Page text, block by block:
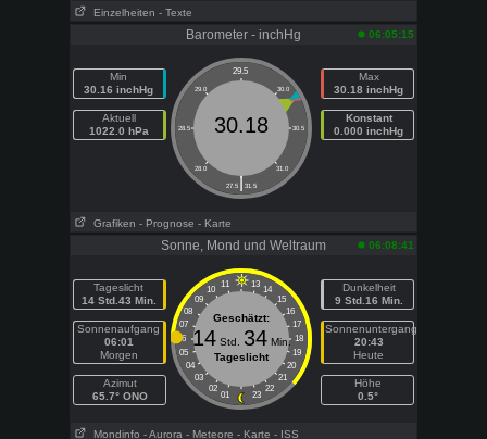
Einzelheiten - Texte
Barometer - inchHg 06:05:15
Min
30.16 inchHg
Aktuell
1022.0 hPa
29.5
29.0 30.0
28.5 30.5
28.0 31.0
|
27.5 31.5
30.18
Max
30.18 inchHg
Konstant
0.000 inchHg
Grafiken - Prognose - Karte
Sonne, Mond und Weltraum 06:08:41
Tageslicht
14 Std.43 Min.
Sonnenaufgang
06:01
Morgen
Azimut
65.7° ONO
11 13
10
14
09
15
08
16
07
17
06
18
05
19
04
20
03
21
02
22
01 23
Geschätzt:
14Std. 34Min.
Tageslicht
Dunkelheit
9 Std.16 Min.
Sonnenuntergang
20:43
Heute
Höhe
0.5°
Mondinfo - Aurora - Meteore - Karte - ISS